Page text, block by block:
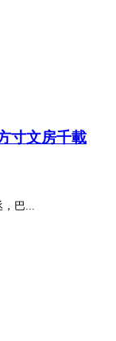
寸文房千載
巴...